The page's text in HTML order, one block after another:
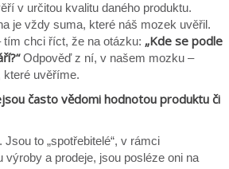
v určitou kvalitu daného produktu.
je vždy suma, které náš mozek uvěřil.
chci říct, že na otázku: „Kde se podle
Odpověď z ní, v našem mozku –
které uvěříme.
často vědomi hodnotou produktu či
to „spotřebitelé“, v rámci
výroby a prodeje, jsou posléze oni na